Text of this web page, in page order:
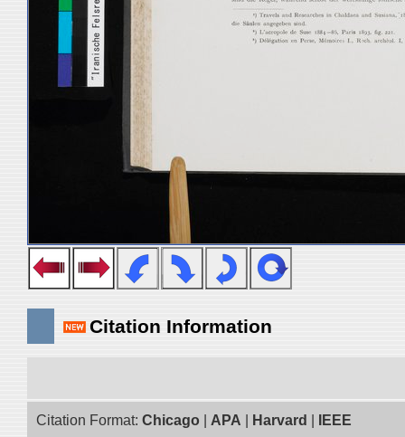
Citation Information
Citation Format: Chicago APA Harvard IEEE